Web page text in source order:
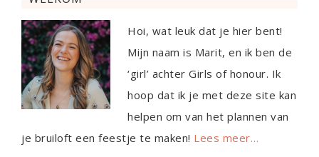
Hoi, wat leuk dat je hier bent!
Mijn naam is Marit, en ik ben de
‘girl’ achter Girls of honour. Ik
hoop dat ik je met deze site kan
helpen om van het plannen van
je bruiloft een feestje te maken! Lees meer…